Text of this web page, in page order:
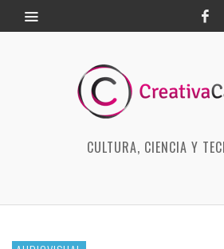
CULTURA, CIENCIA Y